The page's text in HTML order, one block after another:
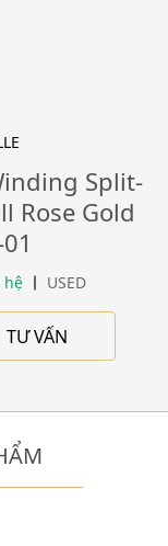
Split-
Rose Gold
hệ USED
TƯ VẤN